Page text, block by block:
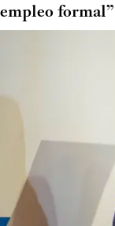
empleo formal”